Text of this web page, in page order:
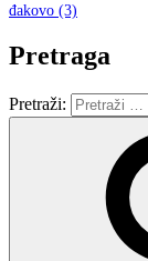
đakovo (3)
Pretraga
Pretraži: